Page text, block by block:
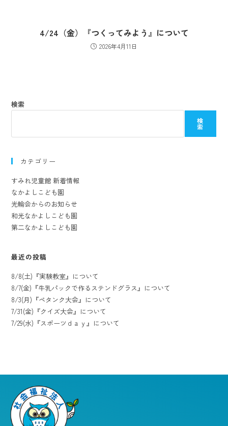
4/24（金）『つくってみよう』について
2026年4月11日
検索
検
索
カテゴリー
すみれ児童館 新着情報
なかよしこども園
光輪会からのお知らせ
和光なかよしこども園
第二なかよしこども園
最近の投稿
8/8(土)『実験教室』について
8/7(金)『牛乳パックで作るステンドグラス』について
8/3(月)『ペタンク大会』について
7/31(金)『クイズ大会』について
7/29(水)『スポーツｄａｙ』について